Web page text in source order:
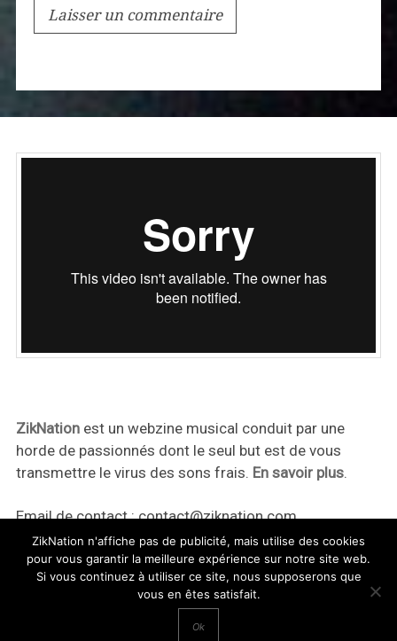
ZikNationest un webzine musical conduit par une
horde de passionnés dont le seul but est de vous
transmettre le virus des sons frais. En savoir plus.
Email de contact :contact@ziknation.com
ZikNation n'affiche pas de publicité, mais utilise des cookies
pour vous garantir la meilleure expérience sur notre site web.
Si vous continuez à utiliser ce site, nous supposerons que
vous en êtes satisfait.
Ok